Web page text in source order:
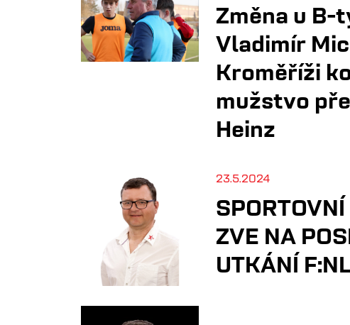
Změna u B-
Vladimír
Kroměříži
mužstvo
Heinz
23.5.2024
ZVE NA
UTKÁNÍ